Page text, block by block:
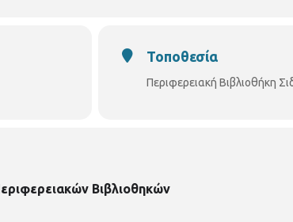
Τοποθεσία
Περιφερειακή Βιβλιοθήκη
Βιβλιοθηκών